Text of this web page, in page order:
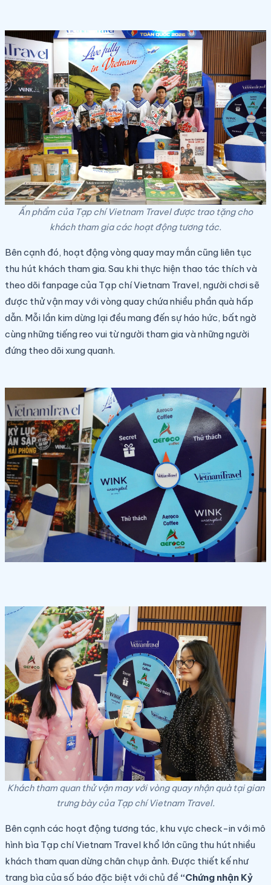
Ấn phẩm của Tạp chí Vietnam Travel được trao tặng cho
khách tham gia các hoạt động tương tác.
Bên cạnh đó, hoạt động vòng quay may mắn cũng liên tục
thu hút khách tham gia. Sau khi thực hiện thao tác thích và
theo dõi fanpage của Tạp chí Vietnam Travel, người chơi sẽ
được thử vận may với vòng quay chứa nhiều phần quà hấp
dẫn. Mỗi lần kim dừng lại đều mang đến sự háo hức, bất ngờ
cùng những tiếng reo vui từ người tham gia và những người
đứng theo dõi xung quanh.
Khách tham quan thử vận may với vòng quay nhận quà tại gian
trưng bày của Tạp chí Vietnam Travel.
Bên cạnh các hoạt động tương tác, khu vực check-in với mô
hình bìa Tạp chí Vietnam Travel khổ lớn cũng thu hút nhiều
khách tham quan dừng chân chụp ảnh. Được thiết kế như
trang bìa của số báo đặc biệt với chủ đề “Chứng nhận Kỷ